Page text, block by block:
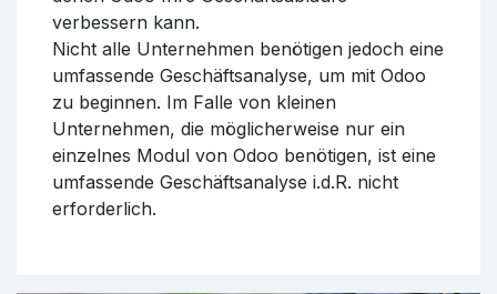
verbessern kann.
Nicht alle Unternehmen benötigen jedoch eine
umfassende Geschäftsanalyse, um mit Odoo
zu beginnen. Im Falle von kleinen
Unternehmen, die möglicherweise nur ein
einzelnes Modul von Odoo benötigen, ist eine
umfassende Geschäftsanalyse i.d.R. nicht
erforderlich.